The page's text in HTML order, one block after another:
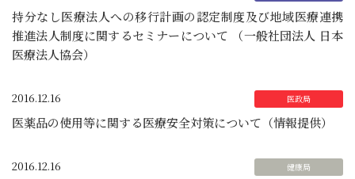
持分なし医療法人への移行計画の認定制度及び地域医療連携
推進法人制度に関するセミナーについて （一般社団法人 日本
医療法人協会）
2016.12.16
医薬品の使用等に関する医療安全対策について（情報提供）
2016.12.16